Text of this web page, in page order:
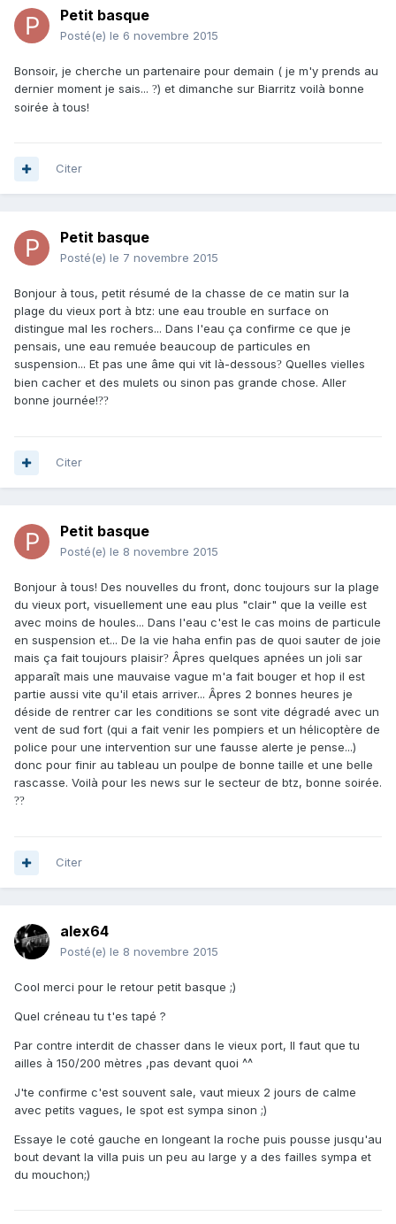
Petit basque
Posté(e) le 6 novembre 2015
Bonsoir, je cherche un partenaire pour demain ( je m'y prends au
dernier moment je sais... ?) et dimanche sur Biarritz voilà bonne
soirée à tous!
Citer
Petit basque
Posté(e) le 7 novembre 2015
Bonjour à tous, petit résumé de la chasse de ce matin sur la
plage du vieux port à btz: une eau trouble en surface on
distingue mal les rochers... Dans l'eau ça confirme ce que je
pensais, une eau remuée beaucoup de particules en
suspension... Et pas une âme qui vit là-dessous? Quelles vielles
bien cacher et des mulets ou sinon pas grande chose. Aller
bonne journée!??
Citer
Petit basque
Posté(e) le 8 novembre 2015
Bonjour à tous! Des nouvelles du front, donc toujours sur la plage
du vieux port, visuellement une eau plus "clair" que la veille est
avec moins de houles... Dans l'eau c'est le cas moins de particule
en suspension et... De la vie haha enfin pas de quoi sauter de joie
mais ça fait toujours plaisir? Âpres quelques apnées un joli sar
apparaît mais une mauvaise vague m'a fait bouger et hop il est
partie aussi vite qu'il etais arriver... Âpres 2 bonnes heures je
déside de rentrer car les conditions se sont vite dégradé avec un
vent de sud fort (qui a fait venir les pompiers et un hélicoptère de
police pour une intervention sur une fausse alerte je pense...)
donc pour finir au tableau un poulpe de bonne taille et une belle
rascasse. Voilà pour les news sur le secteur de btz, bonne soirée.
??
Citer
alex64
Posté(e) le 8 novembre 2015
Cool merci pour le retour petit basque ;)
Quel créneau tu t'es tapé ?
Par contre interdit de chasser dans le vieux port, Il faut que tu
ailles à 150/200 mètres ,pas devant quoi ^^
J'te confirme c'est souvent sale, vaut mieux 2 jours de calme
avec petits vagues, le spot est sympa sinon ;)
Essaye le coté gauche en longeant la roche puis pousse jusqu'au
bout devant la villa puis un peu au large y a des failles sympa et
du mouchon;)